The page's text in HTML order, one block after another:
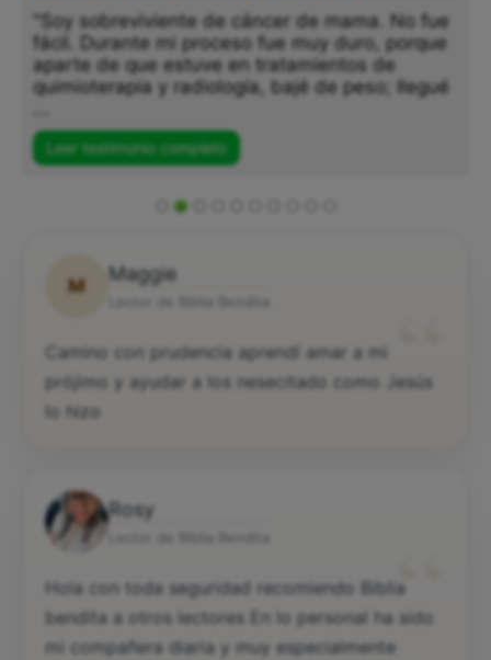
"Soy sobreviviente de cáncer de mama. No fue
fácil. Durante mi proceso fue muy duro, porque
aparte de que estuve en tratamientos de
quimioterapia y radiología, bajé de peso; llegué
Leer testimonio completo
M
Maggie
“
Camino con prudencia aprendí amar a mi
prójimo y ayudar a los nesecitado como Jesús
lo hizo
Rosy
“
Hola con toda seguridad recomiendo Biblia
bendita a otros lectores En lo personal ha sido
mi compañera diaria y muy especialmente